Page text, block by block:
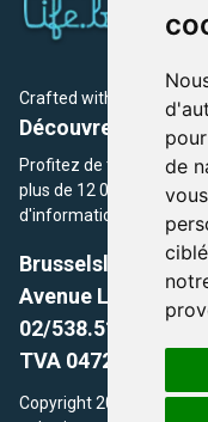
de
Crafted with by
Découvrez plus de
Profitez de toutes les
plus de 12 000 adresses
d'informations et de
Brusselslife.be
Avenue Louise,
02/538.51.49.
TVA 0472.281.221
Copyright 2026 ©